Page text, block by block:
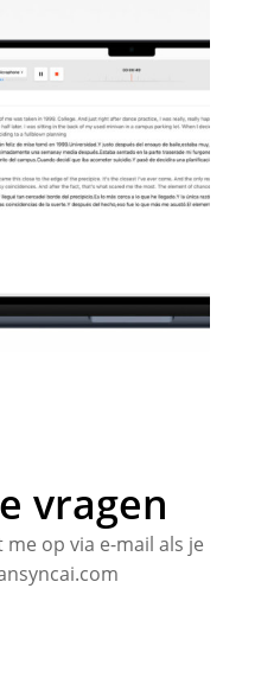
vragen
op via e-mail als je